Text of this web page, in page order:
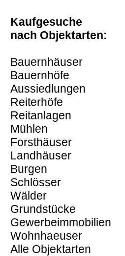
Kaufgesuche
nach Objektarten:
Bauernhäuser
Bauernhöfe
Aussiedlungen
Reiterhöfe
Reitanlagen
Mühlen
Forsthäuser
Landhäuser
Burgen
Schlösser
Wälder
Grundstücke
Gewerbeimmobilien
Wohnhaeuser
Alle Objektarten